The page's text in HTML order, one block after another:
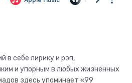
в себе лирику и рэп,
и упорным в любых жизненных
здесь упоминает «99